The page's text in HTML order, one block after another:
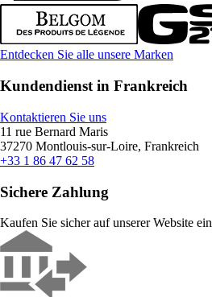
Entdecken Sie alle unsere Marken
Kundendienst in Frankreich
Kontaktieren Sie uns
11 rue Bernard Maris
37270 Montlouis-sur-Loire, Frankreich
+33 1 86 47 62 58
Sichere Zahlung
Kaufen Sie sicher auf unserer Website ein